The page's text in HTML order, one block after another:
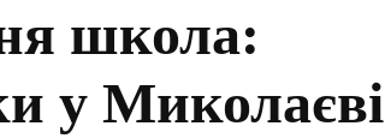
школа:
у Миколаєві